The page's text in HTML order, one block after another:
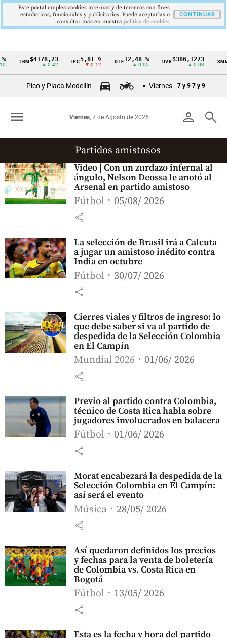
Cintillo
Colombia
TRM$4178,23
▲ 0.42
IPC5,81 %
▼ 0.12
DTF12,48 %
▲ 0.05
UVR$386,1273
▲ 0.03
Pico y Placa Medellín Viernes 7 y 9 7 y 9
person search
Viernes, 7 de Agosto de 2026
menu
Partidos amistosos
Video | Con un zurdazo infernal al
ángulo, Nelson Deossa le anotó al
Arsenal en partido amistoso
Fútbol 05/08/ 2026
share
La selección de Brasil irá a Calcuta
a jugar un amistoso inédito contra
India en octubre
Fútbol 30/07/ 2026
share
Cierres viales y filtros de ingreso: lo
que debe saber si va al partido de
despedida de la Selección Colombia
en El Campín
Mundial 2026 01/06/ 2026
share
Previo al partido contra Colombia,
técnico de Costa Rica habla sobre
jugadores involucrados en balacera
Fútbol 01/06/ 2026
share
Morat encabezará la despedida de la
Selección Colombia en El Campín:
así será el evento
Música 28/05/ 2026
share
Así quedaron definidos los precios
y fechas para la venta de boletería
de Colombia vs. Costa Rica en
Bogotá
Fútbol 13/05/ 2026
share
Esta es la fecha y hora del partido
Este portal emplea cookies internas y de terceros con fines
estadísticos, funcionales y publicitarios. Puede aceptarlas o
consultar más en nuestra politica de cookies
CONTINUAR